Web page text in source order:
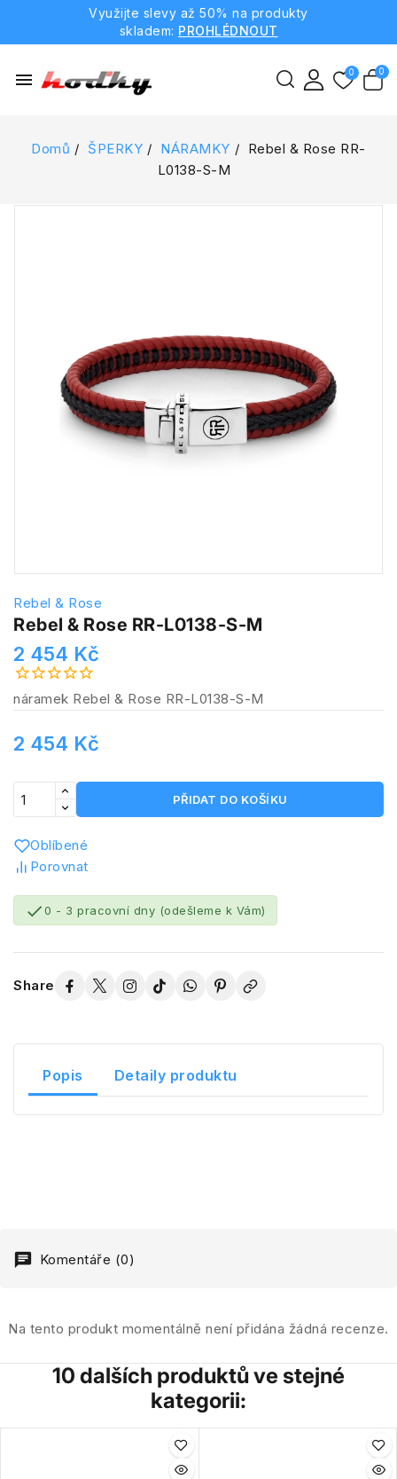
Využijte slevy až 50% na produkty
skladem: PROHLÉDNOUT
menu
Domů ŠPERKY NÁRAMKY
Rebel & Rose RR-
L0138-S-M
Rebel & Rose
Rebel & Rose RR-L0138-S-M
2 454 Kč
náramek Rebel & Rose RR-L0138-S-M
2 454 Kč
PŘIDAT DO KOŠÍKU
Oblíbené
Porovnat
0 - 3 pracovní dny (odešleme k Vám)
Share
Popis Detaily produktu
Komentáře (0)
Na tento produkt momentálně není přidána žádná recenze.
10 dalších produktů ve stejné
kategorii: